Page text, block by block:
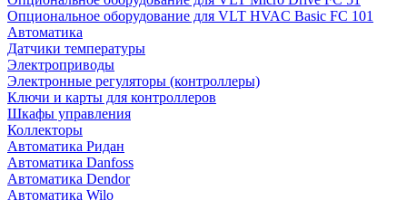
Опциональное оборудование для VLT HVAC Basic FC 101
Автоматика
Датчики температуры
Электроприводы
Электронные регуляторы (контроллеры)
Ключи и карты для контроллеров
Шкафы управления
Коллекторы
Автоматика Ридан
Автоматика Danfoss
Автоматика Dendor
Автоматика Wilo